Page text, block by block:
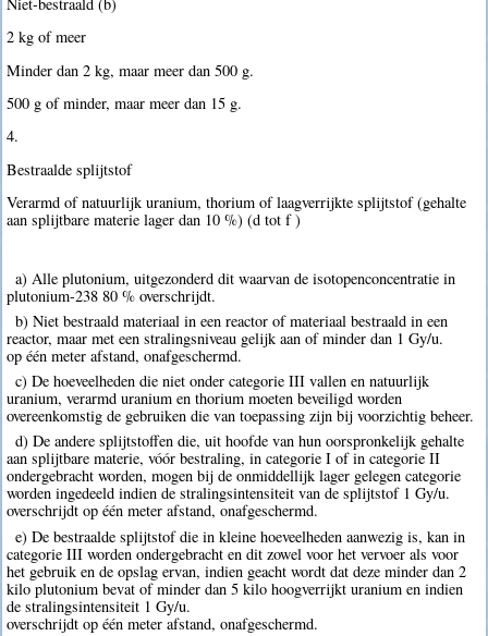
2 kg of meer
Minder dan 2 kg, maar meer dan 500 g.
500 g of minder, maar meer dan 15 g.
4.
Bestraalde splijtstof
Verarmd of natuurlijk uranium, thorium of laagverrijkte splijtstof (gehalte
aan splijtbare materie lager dan 10 %) (d tot f )
a) Alle plutonium, uitgezonderd dit waarvan de isotopenconcentratie in
plutonium-238 80 % overschrijdt.
b) Niet bestraald materiaal in een reactor of materiaal bestraald in een
reactor, maar met een stralingsniveau gelijk aan of minder dan 1 Gy/u.
op één meter afstand, onafgeschermd.
c) De hoeveelheden die niet onder categorie III vallen en natuurlijk
uranium, verarmd uranium en thorium moeten beveiligd worden
overeenkomstig de gebruiken die van toepassing zijn bij voorzichtig beheer.
d) De andere splijtstoffen die, uit hoofde van hun oorspronkelijk gehalte
aan splijtbare materie, vóór bestraling, in categorie I of in categorie II
ondergebracht worden, mogen bij de onmiddellijk lager gelegen categorie
worden ingedeeld indien de stralingsintensiteit van de splijtstof 1 Gy/u.
overschrijdt op één meter afstand, onafgeschermd.
e) De bestraalde splijtstof die in kleine hoeveelheden aanwezig is, kan in
categorie III worden ondergebracht en dit zowel voor het vervoer als voor
het gebruik en de opslag ervan, indien geacht wordt dat deze minder dan 2
kilo plutonium bevat of minder dan 5 kilo hoogverrijkt uranium en indien
de stralingsintensiteit 1 Gy/u.
overschrijdt op één meter afstand, onafgeschermd.